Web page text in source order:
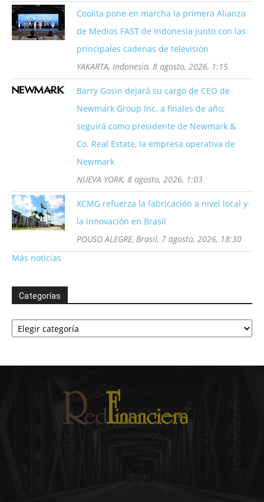
Coolita pone en marcha la primera Alianza
de Medios FAST de Indonesia junto con las
principales cadenas de televisión
YAKARTA, Indonesia, 8 agosto, 2026, 1:15
Barry Gosin dejará su cargo de CEO de
Newmark Group Inc. a finales de año;
seguirá como presidente de Newmark &
Co. Real Estate, la empresa operativa de
Newmark
NUEVA YORK, 8 agosto, 2026, 1:03
XCMG refuerza la fabricación a nivel local y
la innovación en Brasil
POUSO ALEGRE, Brasil, 7 agosto, 2026, 18:30
Más noticias
Categorías
Categorías